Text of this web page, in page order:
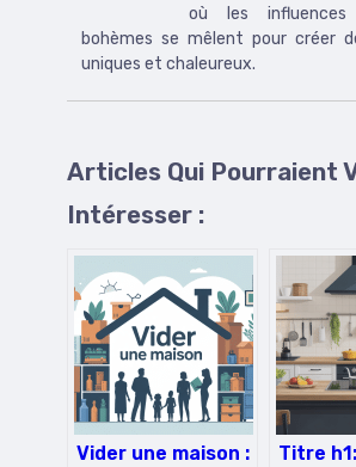
où les
bohèmes se mêlent pour créer
uniques et chaleureux.
Articles Qui Pourraient
Intéresser :
Vider une maison :
Titre